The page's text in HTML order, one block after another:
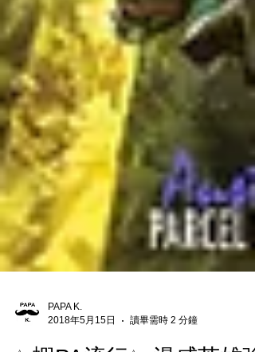
2018年5月15日
讀畢需時 2 分鐘